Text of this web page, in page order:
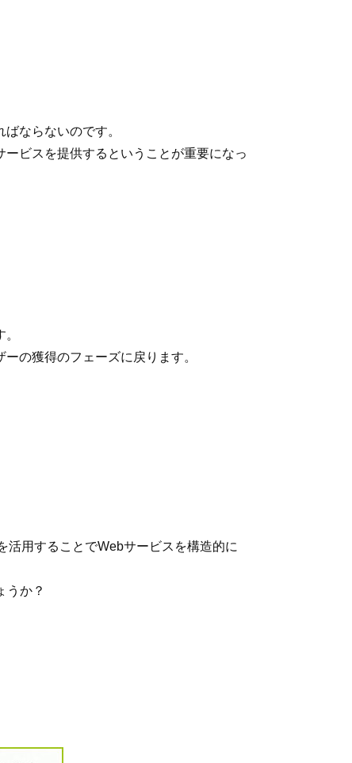
ならないのです。
ビスを提供するということが重要になっ
の獲得のフェーズに戻ります。
用することでWebサービスを構造的に
うか？